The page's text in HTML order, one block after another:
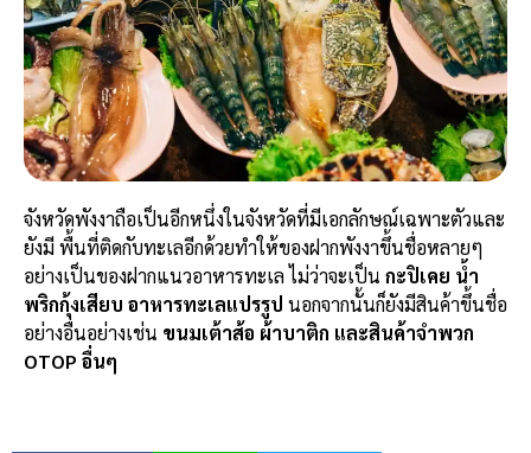
จังหวัดพังงาถือเป็นอีกหนึ่งในจังหวัดที่มีเอกลักษณ์เฉพาะตัวและ
ยังมี พื้นที่ติดกับทะเลอีกด้วยทำให้ของฝากพังงาขึ้นชื่อหลายๆ
อย่างเป็นของฝากแนวอาหารทะเล ไม่ว่าจะเป็น กะปิเคย น้ำ
พริกกุ้งเสียบ อาหารทะเลแปรรูป นอกจากนั้นก็ยังมีสินค้าขึ้นชื่อ
อย่างอื่นอย่างเช่น ขนมเต้าส้อ ผ้าบาติก และสินค้าจำพวก
OTOP อื่นๆ